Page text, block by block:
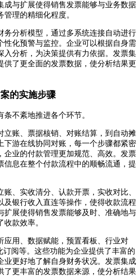
成与扩展使得销售发票能够与业务数据
理的精细化程度。
务分析模型，通过多系统连接自动进行
性化预警与监控。企业可以根据自身需
入分析，为决策提供有力依据。发票集
供了更全面的发票数据，使分析结果更
的实施步骤
不紊地推进各个环节。
立账、票据核销、对账结算，到自动摊
下游在线协同对账，每一个步骤都紧密
企业的付款管理更加规范、高效。发票
信息在整个付款流程中的顺畅流通，提
、实收清分、认款开票，实收对比、
及银行收入直连等操作，使得收款流程
扩展使得销售发票能够及时、准确地与
款效率。
应用、数据赋能，预置看板、行业对
阅等。这些功能为企业提供了丰富的
业更好地了解自身财务状况。发票集成
了更丰富的发票数据来源，使分析结果